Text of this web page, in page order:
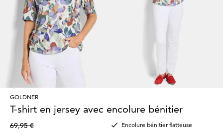
GOLDNER
T-shirt en jersey avec encolure bénitier
69,95 €
Encolure bénitier flatteuse